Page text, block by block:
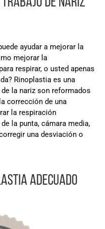
ayudar a mejorar la
mejorar la
respirar, o usted apenas
Rinoplastia es una
la nariz son reformados
corrección de una
la respiración
la punta, cámara media,
una desviación o
ADECUADO